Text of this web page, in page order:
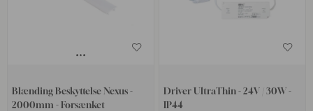
Blænding Beskyttelse Nexus -
2000mm - Forsænket
Driver UltraThin - 24V / 30W -
IP44